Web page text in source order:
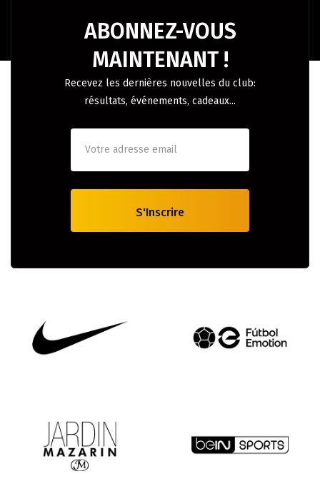
ABONNEZ-VOUS
MAINTENANT !
Recevez les dernières nouvelles du club:
résultats, événements, cadeaux...